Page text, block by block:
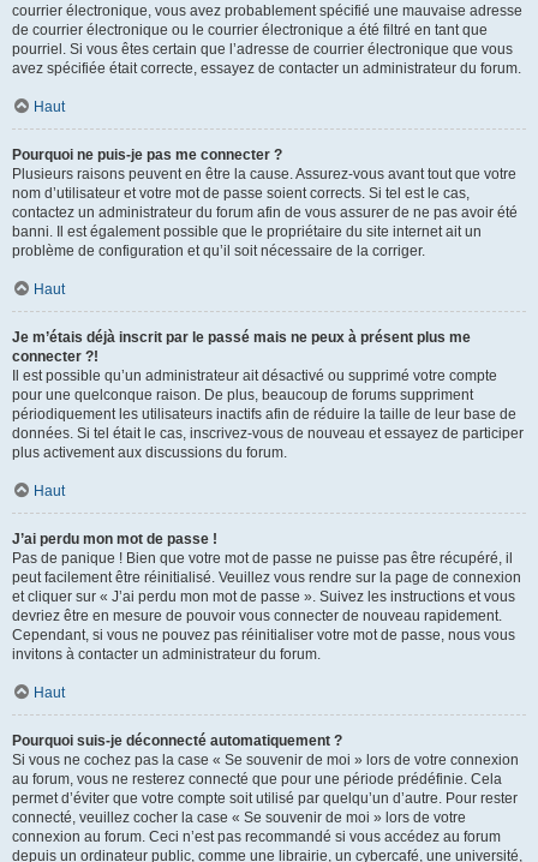
courrier électronique, vous avez probablement spécifié une mauvaise adresse
de courrier électronique ou le courrier électronique a été filtré en tant que
pourriel. Si vous êtes certain que l’adresse de courrier électronique que vous
avez spécifiée était correcte, essayez de contacter un administrateur du forum.
Haut
Pourquoi ne puis-je pas me connecter ?
Plusieurs raisons peuvent en être la cause. Assurez-vous avant tout que votre
nom d’utilisateur et votre mot de passe soient corrects. Si tel est le cas,
contactez un administrateur du forum afin de vous assurer de ne pas avoir été
banni. Il est également possible que le propriétaire du site internet ait un
problème de configuration et qu’il soit nécessaire de la corriger.
Haut
Je m’étais déjà inscrit par le passé mais ne peux à présent plus me
connecter ?!
Il est possible qu’un administrateur ait désactivé ou supprimé votre compte
pour une quelconque raison. De plus, beaucoup de forums suppriment
périodiquement les utilisateurs inactifs afin de réduire la taille de leur base de
données. Si tel était le cas, inscrivez-vous de nouveau et essayez de participer
plus activement aux discussions du forum.
Haut
J’ai perdu mon mot de passe !
Pas de panique ! Bien que votre mot de passe ne puisse pas être récupéré, il
peut facilement être réinitialisé. Veuillez vous rendre sur la page de connexion
et cliquer sur « J’ai perdu mon mot de passe ». Suivez les instructions et vous
devriez être en mesure de pouvoir vous connecter de nouveau rapidement.
Cependant, si vous ne pouvez pas réinitialiser votre mot de passe, nous vous
invitons à contacter un administrateur du forum.
Haut
Pourquoi suis-je déconnecté automatiquement ?
Si vous ne cochez pas la case « Se souvenir de moi » lors de votre connexion
au forum, vous ne resterez connecté que pour une période prédéfinie. Cela
permet d’éviter que votre compte soit utilisé par quelqu’un d’autre. Pour rester
connecté, veuillez cocher la case « Se souvenir de moi » lors de votre
connexion au forum. Ceci n’est pas recommandé si vous accédez au forum
depuis un ordinateur public, comme une librairie, un cybercafé, une université,